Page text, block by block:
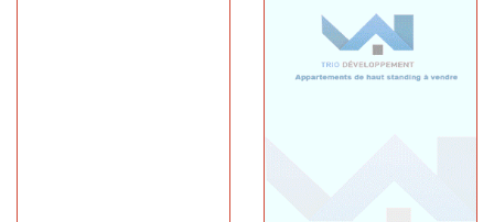
مراكز الفحص التقني بطنجة
إسبانيا.. الشرطة تعلن تفكيك
طنجة.. مصرع شابة عشرينية
غرقا داخل بحيرة بمنطقة